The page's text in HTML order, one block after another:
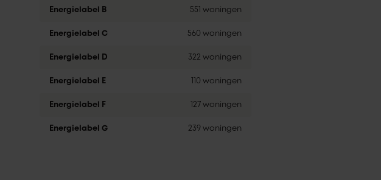
Energielabel B 551 woningen
Energielabel C 560 woningen
Energielabel D 322 woningen
Energielabel E 110 woningen
Energielabel F 127 woningen
Energielabel G 239 woningen